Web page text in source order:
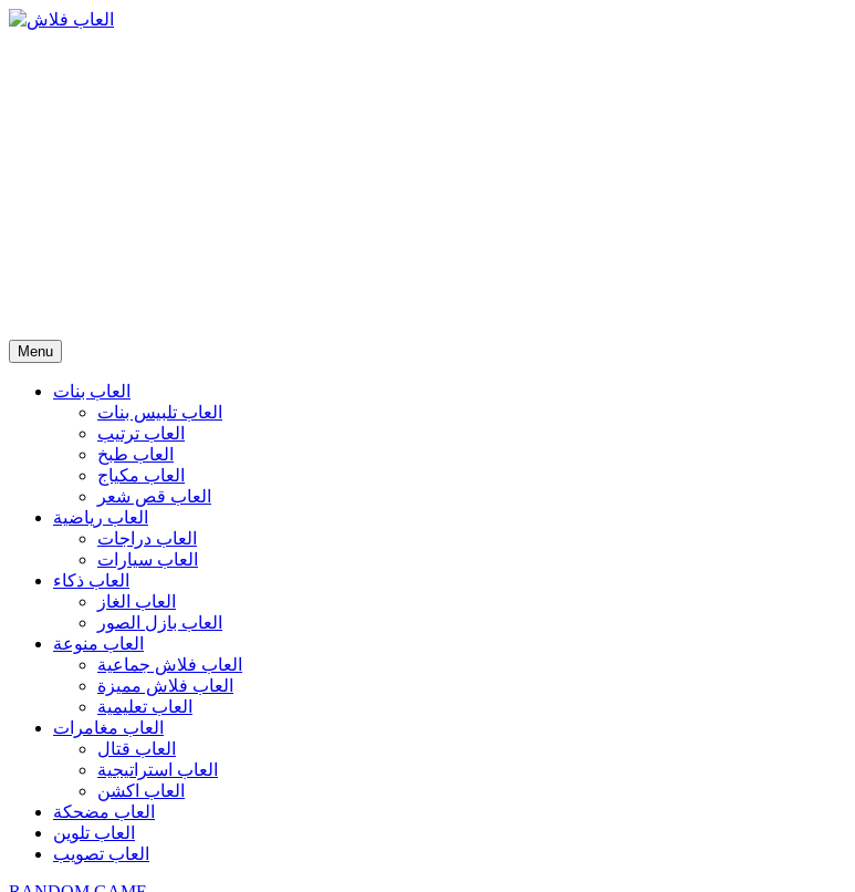
Menu
العاب بنات
العاب تلبيس بنات
العاب ترتيب
العاب طبخ
العاب مكياج
العاب قص شعر
العاب رياضية
العاب دراجات
العاب سيارات
العاب ذكاء
العاب الغاز
العاب بازل الصور
العاب منوعة
العاب فلاش جماعية
العاب فلاش مميزة
العاب تعليمية
العاب مغامرات
العاب قتال
العاب استراتيجية
العاب اكشن
العاب مضحكة
العاب تلوين
العاب تصويب